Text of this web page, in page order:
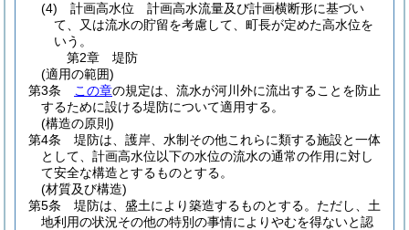
(4)
計画高水位 計画高水流量及び計画横断形に基づい
て、又は流水の貯留を考慮して、町長が定めた高水位を
いう。
第2章
堤防
(適用の範囲)
第3条
この章の規定は、流水が河川外に流出することを防止
するために設ける堤防について適用する。
(構造の原則)
第4条
堤防は、護岸、水制その他これらに類する施設と一体
として、計画高水位以下の水位の流水の通常の作用に対し
て安全な構造とするものとする。
(材質及び構造)
第5条
堤防は、盛土により築造するものとする。 ただし、土
地利用の状況その他の特別の事情によりやむを得ないと認